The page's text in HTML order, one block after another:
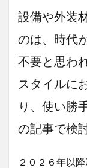
設備や外装
のは、時代
不要と思わ
スタイルに
り、使い勝
の記事で検
２０２６年以